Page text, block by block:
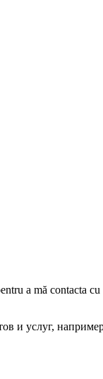
a mă contacta cu
и услуг,